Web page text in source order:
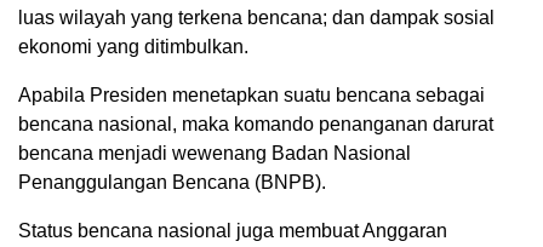
luas wilayah yang terkena bencana; dan dampak sosial
ekonomi yang ditimbulkan.
Apabila Presiden menetapkan suatu bencana sebagai
bencana nasional, maka komando penanganan darurat
bencana menjadi wewenang Badan Nasional
Penanggulangan Bencana (BNPB).
Status bencana nasional juga membuat Anggaran